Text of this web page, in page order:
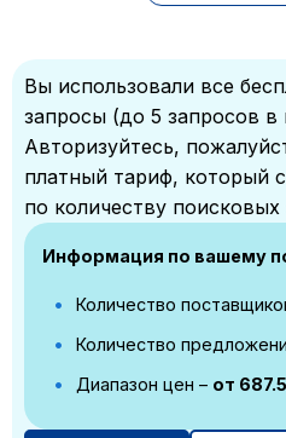
Вы использовали все
запросы (до 5 запросов
Авторизуйтесь,
платный тариф, который
по количеству
Информация по вашему
Количество
Количество
Диапазон цен – от